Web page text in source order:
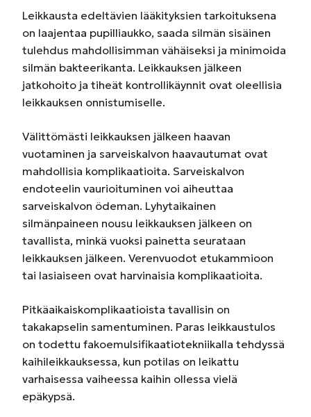
Leikkausta edeltävien lääkityksien tarkoituksena
on laajentaa pupilliaukko, saada silmän sisäinen
tulehdus mahdollisimman vähäiseksi ja minimoida
silmän bakteerikanta. Leikkauksen jälkeen
jatkohoito ja tiheät kontrollikäynnit ovat oleellisia
leikkauksen onnistumiselle.
Välittömästi leikkauksen jälkeen haavan
vuotaminen ja sarveiskalvon haavautumat ovat
mahdollisia komplikaatioita. Sarveiskalvon
endoteelin vaurioituminen voi aiheuttaa
sarveiskalvon ödeman. Lyhytaikainen
silmänpaineen nousu leikkauksen jälkeen on
tavallista, minkä vuoksi painetta seurataan
leikkauksen jälkeen. Verenvuodot etukammioon
tai lasiaiseen ovat harvinaisia komplikaatioita.
Pitkäaikaiskomplikaatioista tavallisin on
takakapselin samentuminen. Paras leikkaustulos
on todettu fakoemulsifikaatiotekniikalla tehdyssä
kaihileikkauksessa, kun potilas on leikattu
varhaisessa vaiheessa kaihin ollessa vielä
epäkypsä.